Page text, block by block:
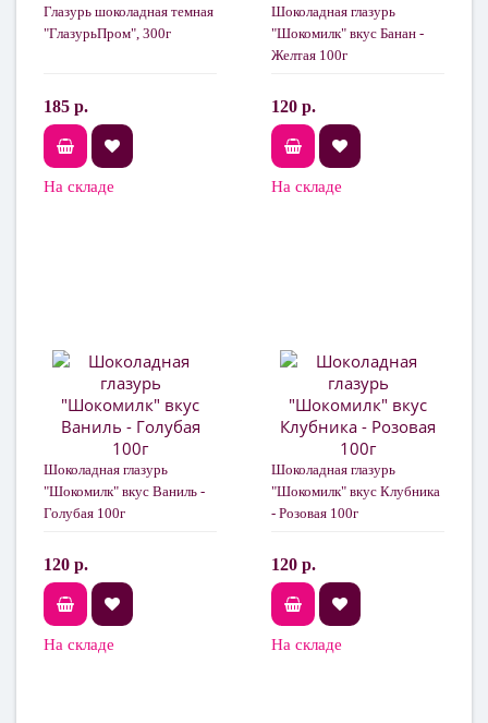
Глазурь шоколадная темная
"ГлазурьПром", 300г
185 р.
На складе
Шоколадная глазурь
"Шокомилк" вкус Банан -
Желтая 100г
120 р.
На складе
Шоколадная глазурь
"Шокомилк" вкус Ваниль -
Голубая 100г
120 р.
На складе
Шоколадная глазурь
"Шокомилк" вкус Клубника
- Розовая 100г
120 р.
На складе